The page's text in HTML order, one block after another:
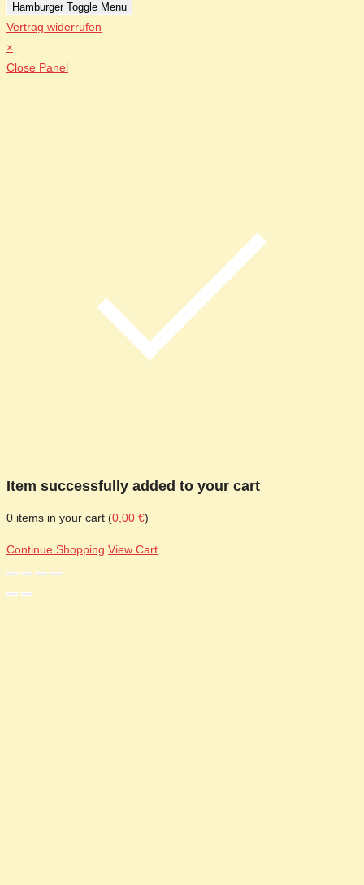
Hamburger Toggle Menu
Vertrag widerrufen
×
Close Panel
Item successfully added to your cart
0 items in your cart (0,00 €)
Continue Shopping View Cart